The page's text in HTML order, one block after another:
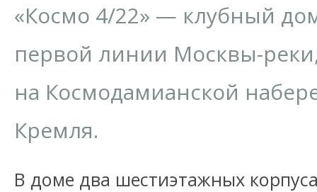
«Космо 4/22» — клубный
первой линии Москвы-
на Космодамианской
Кремля.
В доме два шестиэтажных